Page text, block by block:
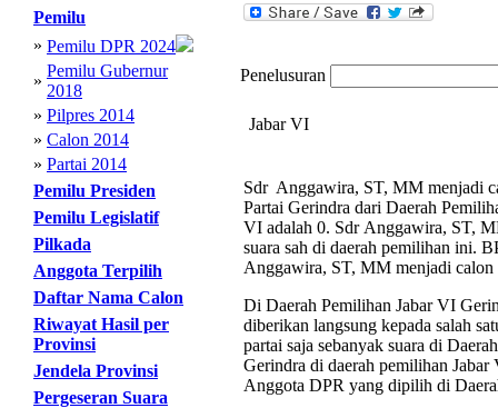
Pemilu
» Pemilu DPR 2024
»
Pemilu Gubernur
2018
» Pilpres 2014
» Calon 2014
» Partai 2014
Pemilu Presiden
Pemilu Legislatif
Pilkada
Anggota Terpilih
Daftar Nama Calon
Riwayat Hasil per
Provinsi
Jendela Provinsi
Pergeseran Suara
Penelusuran
Jabar VI
Sdr Anggawira, ST, MM menjadi
Partai Gerindra dari Daerah
VI adalah 0. Sdr Anggawira, ST,
suara sah di daerah pemilihan ini.
Anggawira, ST, MM menjadi
Di Daerah Pemilihan Jabar VI
diberikan langsung kepada salah
partai saja sebanyak suara di
Gerindra di daerah pemilihan
Anggota DPR yang dipilih di